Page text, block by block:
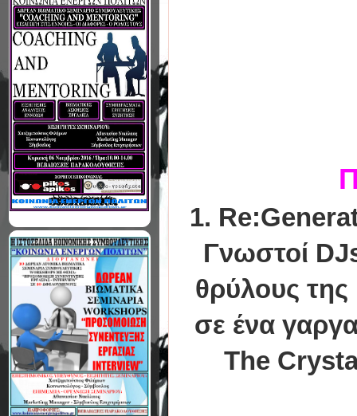
1.
Γνωστοί
θρύλους της
σε ένα
The